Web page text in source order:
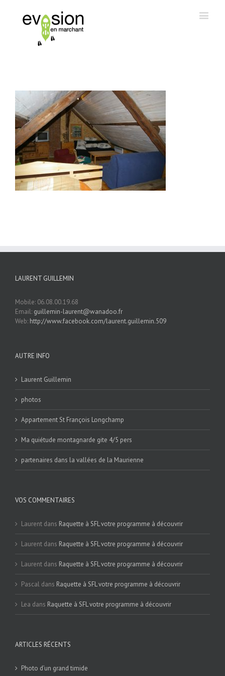
LAURENT GUILLEMIN
Mobile: 06.08.00.19.68
Email: guillemin-laurent@wanadoo.fr
Web: http://www.facebook.com/laurent.guillemin.509
AUTRE INFO
Laurent Guillemin
photos
Appartement St François Longchamp
Ma quiétude montagnarde gite 4/5 pers
partenaires dans la vallées de la Maurienne
VOS COMMENTAIRES
Laurent dans Raquette à SFL votre programme à découvrir
Laurent dans Raquette à SFL votre programme à découvrir
Laurent dans Raquette à SFL votre programme à découvrir
Pascal dans Raquette à SFL votre programme à découvrir
Lea dans Raquette à SFL votre programme à découvrir
ARTICLES RÉCENTS
Photo d’un grand timide